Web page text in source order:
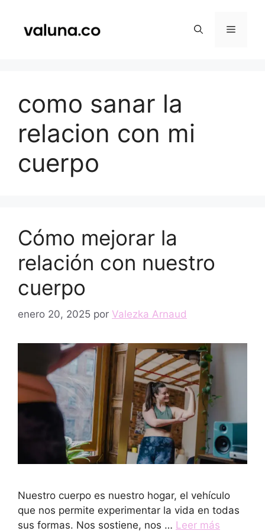
contenido
Menú
como sanar la
relacion con mi
cuerpo
Cómo mejorar la
relación con nuestro
cuerpo
enero 20, 2025 por Valezka Arnaud
Nuestro cuerpo es nuestro hogar, el vehículo
que nos permite experimentar la vida en todas
sus formas. Nos sostiene, nos … Leer más